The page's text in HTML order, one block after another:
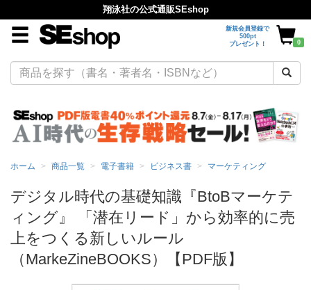
翔泳社の公式通販SEshop
新規会員登録で
500pt
プレゼント！
0
ホーム 商品一覧 電子書籍 ビジネス書 マーケティング
デジタル時代の基礎知識『BtoBマーケテ
ィング』 「潜在リード」から効率的に売
上をつくる新しいルール
（MarkeZineBOOKS）【PDF版】